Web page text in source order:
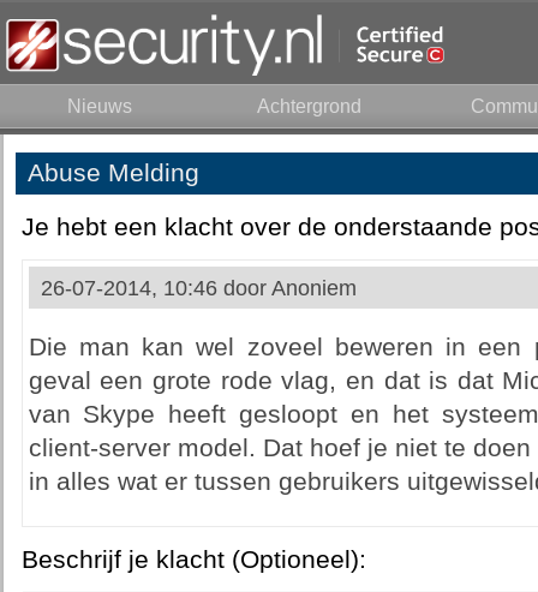
Nieuws Achtergrond
Abuse Melding
Je hebt een klacht over de onderstaande
26-07-2014, 10:46 door Anoniem
Die man kan wel zoveel beweren in een
geval een grote rode vlag, en dat is dat
van Skype heeft gesloopt en het
client-server model. Dat hoef je niet te
in alles wat er tussen gebruikers
Beschrijf je klacht (Optioneel):